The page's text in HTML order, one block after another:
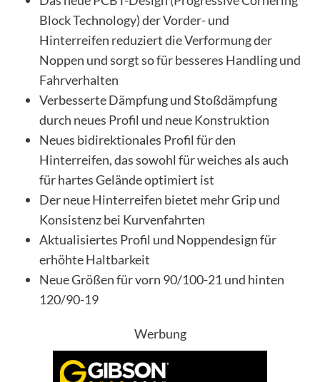
Block Technology) der Vorder- und
Hinterreifen reduziert die Verformung der
Noppen und sorgt so für besseres Handling und
Fahrverhalten
Verbesserte Dämpfung und Stoßdämpfung
durch neues Profil und neue Konstruktion
Neues bidirektionales Profil für den
Hinterreifen, das sowohl für weiches als auch
für hartes Gelände optimiert ist
Der neue Hinterreifen bietet mehr Grip und
Konsistenz bei Kurvenfahrten
Aktualisiertes Profil und Noppendesign für
erhöhte Haltbarkeit
Neue Größen für vorn 90/100-21 und hinten
120/90-19
Werbung